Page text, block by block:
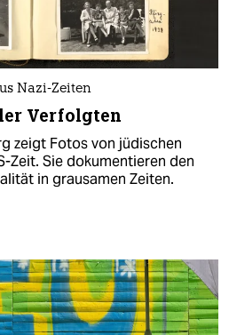
Nazi-Zeiten
Verfolgten
zeigt Fotos von jüdischen
Zeit. Sie dokumentieren den
in grausamen Zeiten.